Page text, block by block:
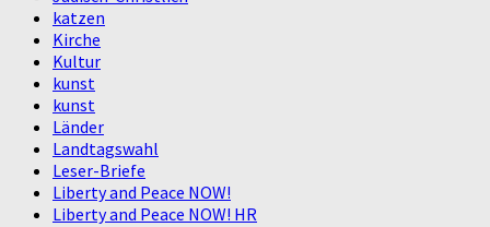
katzen
Kirche
Kultur
kunst
kunst
Länder
Landtagswahl
Leser-Briefe
Liberty and Peace NOW!
Liberty and Peace NOW! HR